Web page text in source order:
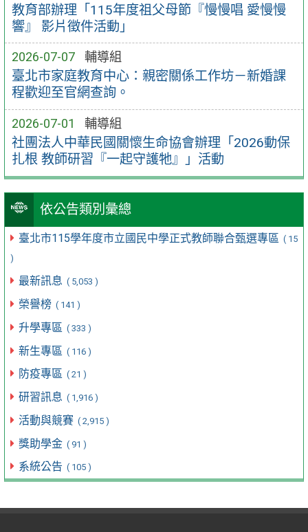
教育部辦理「115年度祖父母節『慢慢唱 愛慢慢
響』 影片徵件活動」
2026-07-07 輔導組
臺北市家庭教育中心：親密關係工作坊－新婚課
程歡迎至官網查詢。
2026-07-01 輔導組
社團法人中華民國關懷生命協會辦理「2026動保
扎根 教師研習『一起守護牠』」活動
依公告類別彙總
臺北市115學年度市立國民中學正式教師聯合甄選專區 ( 15
)
最新訊息 ( 5,053 )
榮譽榜 ( 141 )
升學專區 ( 333 )
新生專區 ( 116 )
防疫專區 ( 21 )
研習訊息 ( 1,916 )
活動與競賽 ( 2,915 )
獎助學金 ( 91 )
系統公告 ( 105 )